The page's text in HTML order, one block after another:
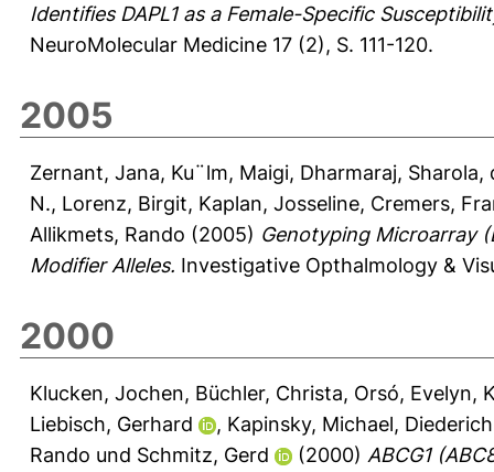
Identifies DAPL1 as a Female-Specific
NeuroMolecular Medicine 17 (2), S. 111-120.
2005
Zernant, Jana, Ku¨lm, Maigi, Dharmaraj, Sharola,
N., Lorenz, Birgit, Kaplan, Josseline, Cremers,
Allikmets, Rando (2005) Genotyping Microarray
Modifier Alleles. Investigative Opthalmology &
2000
Klucken, Jochen, Büchler, Christa, Orsó, Evelyn,
Liebisch, Gerhard
, Kapinsky, Michael,
Rando und Schmitz, Gerd (2000) ABCG1